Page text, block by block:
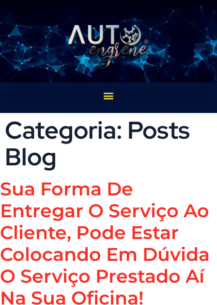
Categoria: Posts
Blog
Sua Forma De
Entregar O Serviço Ao
Cliente, Pode Estar
Colocando Em Dúvida
O Serviço Prestado Aí
Na Sua Oficina!